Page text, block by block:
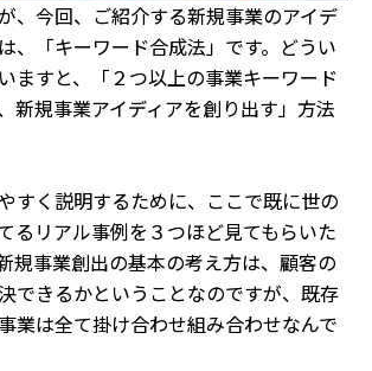
、今回、ご紹介する新規事業のアイデ
、「キーワード合成法」です。 どうい
ますと、「２つ以上の事業キーワード
新規事業アイディアを創り出す」方法
すく説明するために、ここで既に世の
るリアル事例を３つほど見てもらいた
規事業創出の基本の考え方は、顧客の
できるかということなのですが、 既存
業は全て掛け合わせ組み合わせなんで